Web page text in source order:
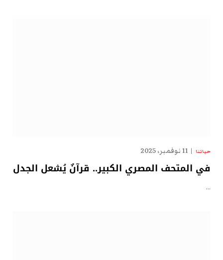
حياتنا 11 نوفمبر، 2025
في المتحف المصري الكبير.. قرآنٌ يُشعل الجدل
…